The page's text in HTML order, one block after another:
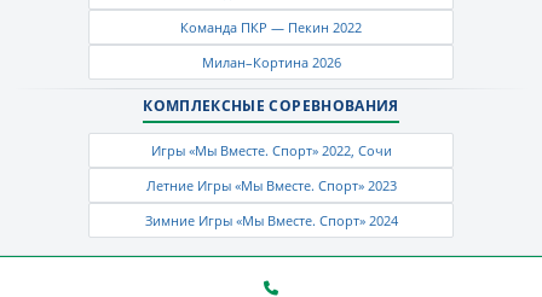
Команда ПКР — Пекин 2022
Милан–Кортина 2026
КОМПЛЕКСНЫЕ СОРЕВНОВАНИЯ
Игры «Мы Вместе. Спорт» 2022, Сочи
Летние Игры «Мы Вместе. Спорт» 2023
Зимние Игры «Мы Вместе. Спорт» 2024